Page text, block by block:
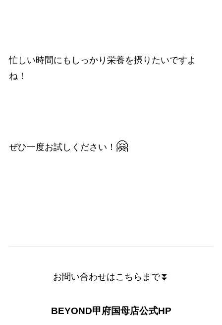
忙しい時間にもしっかり栄養を摂りたいですよ
ね！
ぜひ一度お試しください！ 🤗
お問い合わせはこちらまで⏬
BEYOND甲府国母店公式HP